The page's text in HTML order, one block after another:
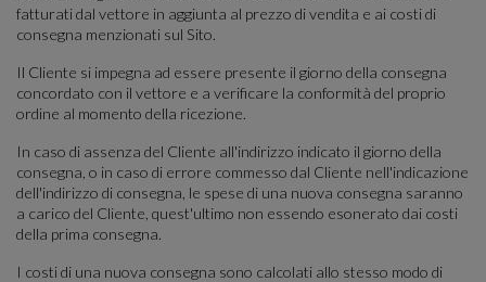
fatturati dal vettore in aggiunta al prezzo di vendita e ai costi di
consegna menzionati sul Sito.
Il Cliente si impegna ad essere presente il giorno della consegna
concordato con il vettore e a verificare la conformità del proprio
ordine al momento della ricezione.
In caso di assenza del Cliente all'indirizzo indicato il giorno della
consegna, o in caso di errore commesso dal Cliente nell'indicazione
dell'indirizzo di consegna, le spese di una nuova consegna saranno
a carico del Cliente, quest'ultimo non essendo esonerato dai costi
della prima consegna.
I costi di una nuova consegna sono calcolati allo stesso modo di